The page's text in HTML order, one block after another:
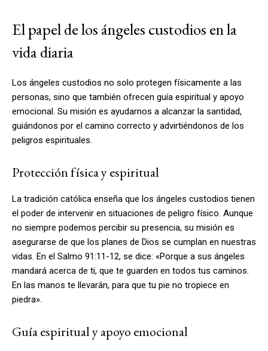
El papel de los ángeles custodios en la
vida diaria
Los ángeles custodios no solo protegen físicamente a las
personas, sino que también ofrecen guía espiritual y apoyo
emocional. Su misión es ayudarnos a alcanzar la santidad,
guiándonos por el camino correcto y advirtiéndonos de los
peligros espirituales.
Protección física y espiritual
La tradición católica enseña que los ángeles custodios tienen
el poder de intervenir en situaciones de peligro físico. Aunque
no siempre podemos percibir su presencia, su misión es
asegurarse de que los planes de Dios se cumplan en nuestras
vidas. En el Salmo 91:11-12, se dice: «Porque a sus ángeles
mandará acerca de ti, que te guarden en todos tus caminos.
En las manos te llevarán, para que tu pie no tropiece en
piedra».
Guía espiritual y apoyo emocional